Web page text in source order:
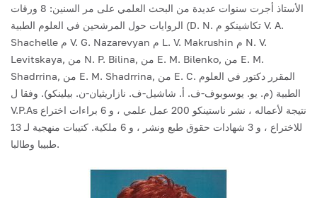
الأستاذ أجرت سنوات عديدة من البحث العلمي على مر السنين: 8 ورقات
الروايات حول المرشحين في العلوم الطبية (D. N. تكاشينكو م V. A.
Shachelle م V. G. Nazarevyan م L. V. Makrushin م N. V.
Levitskaya, من N. P. Bilina, من E. M. Bilenko, من E. M.
Shadrrina, من E. M. Shadrrina, من E. C. المقرر دكتور في العلوم
الطبية (م. يو. يوسوبوف-ف. أ. شاشيل-ف. نازاريثيان-ن. بيلينكو). وفقا ل
V.P.As نتيجة لأعماله ، نشر ناستينكو 200 عمل علمي ، و 6 براءات اختراع
للاختراع ، و 3 شهادات حقوق طبع ونشر ، و 6 ملكية. كتيبات منهجية لـ 13
طبيبا وطالبا.